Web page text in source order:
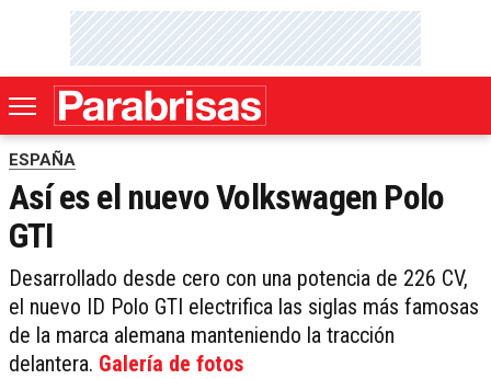
ESPAÑA
Así es el nuevo Volkswagen Polo
GTI
Desarrollado desde cero con una potencia de 226 CV,
el nuevo ID Polo GTI electrifica las siglas más famosas
de la marca alemana manteniendo la tracción
delantera. Galería de fotos